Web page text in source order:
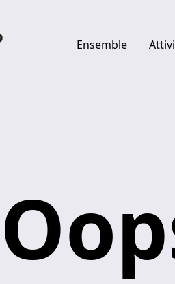
Ensemble
Esecutori
Discografia